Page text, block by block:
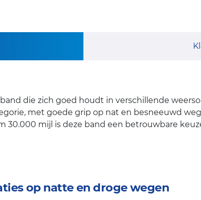
die zich goed houdt in verschillende
met goede grip op nat en besneeuwd
mijl is deze band een betrouwbare
op natte en droge wegen